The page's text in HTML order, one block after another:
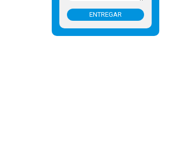
ENTREGAR